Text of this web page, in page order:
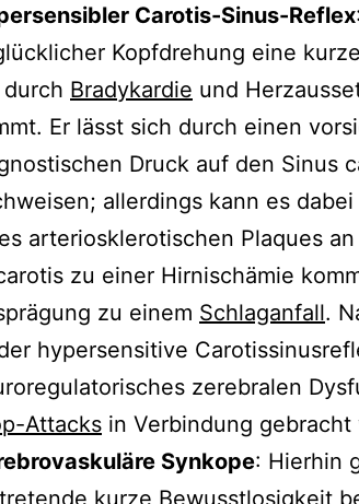
Carotis-Sinus-Reflex
Kopfdrehung eine
Bradykardie und
Er lässt sich durch einen
Druck auf den Sinus
allerdings kann es
arteriosklerotischen Plaques
zu einer Hirnischämie
zu einem Schlaganfall.
hypersensitive
zerebralen
Attacks in Verbindung gebracht
Synkope: Hierhin
kurze Bewusstlosigkeit